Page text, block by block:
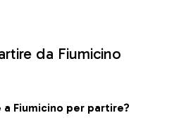
da Fiumicino
Fiumicino per partire?